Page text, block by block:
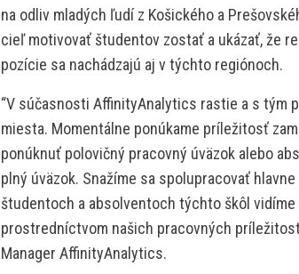
na odliv mladých ľudí z Košického a
cieľ motivovať študentov zostať a ukázať, že
pozície sa nachádzajú aj v týchto regiónoch.
“V súčasnosti AffinityAnalytics rastie a s tým
miesta. Momentálne ponúkame príležitosť
ponúknuť polovičný pracovný úväzok alebo
plný úväzok. Snažíme sa spolupracovať
študentoch a absolventoch týchto škôl
prostredníctvom našich pracovných
Manager AffinityAnalytics.